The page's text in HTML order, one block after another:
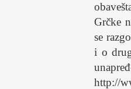
Grčke
se
i o
http://